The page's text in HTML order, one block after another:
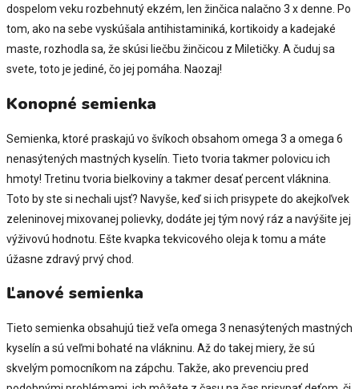
dospelom veku rozbehnutý ekzém, len žinčica nalačno 3 x denne. Po
tom, ako na sebe vyskúšala antihistaminiká, kortikoidy a kadejaké
maste, rozhodla sa, že skúsi liečbu žinčicou z Miletičky. A čuduj sa
svete, toto je jediné, čo jej pomáha. Naozaj!
Konopné semienka
Semienka, ktoré praskajú vo švíkoch obsahom omega 3 a omega 6
nenasýtených mastných kyselín. Tieto tvoria takmer polovicu ich
hmoty! Tretinu tvoria bielkoviny a takmer desať percent vláknina.
Toto by ste si nechali ujsť? Navyše, keď si ich prisypete do akejkoľvek
zeleninovej mixovanej polievky, dodáte jej tým nový ráz a navýšite jej
výživovú hodnotu. Ešte kvapka tekvicového oleja k tomu a máte
úžasne zdravý prvý chod.
Ľanové semienka
Tieto semienka obsahujú tiež veľa omega 3 nenasýtených mastných
kyselín a sú veľmi bohaté na vlákninu. Až do takej miery, že sú
skvelým pomocníkom na zápchu. Takže, ako prevenciu pred